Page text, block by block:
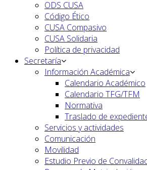
ODS CUSA
Código Ético
CUSA Compasivo
CUSA Solidaria
Política de privacidad
Secretaría
Información Académica
Calendario Académico
Calendario TFG/TFM
Normativa
Traslado de
Servicios y actividades
Comunicación
Movilidad
Estudio Previo de